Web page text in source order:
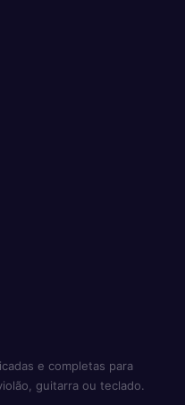
e completas para
guitarra ou teclado.